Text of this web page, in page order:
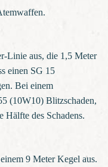
Linie aus, die 1,5 Meter
einen SG 15
Bei einem
(10W10) Blitzschaden,
Hälfte des Schadens.
9 Meter Kegel aus.